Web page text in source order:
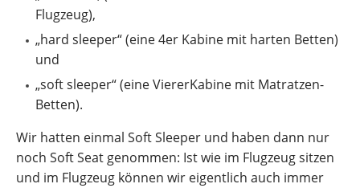
Flugzeug),
„hard sleeper“ (eine 4er Kabine mit harten Betten)
und
„soft sleeper“ (eine ViererKabine mit Matratzen-
Betten).
Wir hatten einmal Soft Sleeper und haben dann nur
noch Soft Seat genommen: Ist wie im Flugzeug sitzen
und im Flugzeug können wir eigentlich auch immer